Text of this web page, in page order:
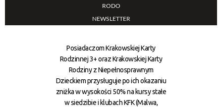
RODO
NEWSLETTER
Posiadaczom Krakowskiej Karty
Rodzinnej 3+ oraz Krakowskiej Karty
Rodziny z Niepełnosprawnym
Dzieckiem przysługuje po ich okazaniu
zniżka w wysokości 50% na kursy stałe
w siedzibie i klubach KFK (Malwa,